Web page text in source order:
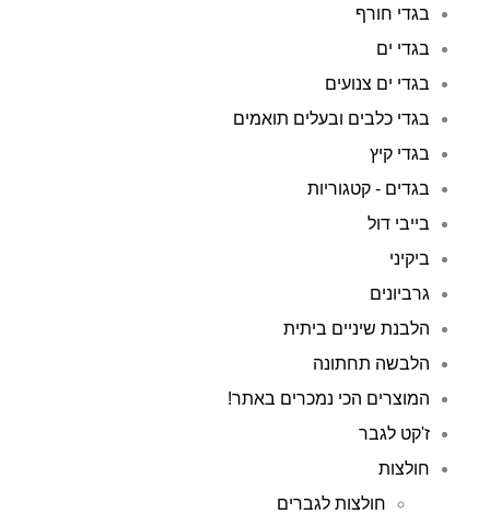
בגדי חורף
בגדי ים
בגדי ים צנועים
בגדי כלבים ובעלים תואמים
בגדי קיץ
בגדים - קטגוריות
בייבי דול
ביקיני
גרביונים
הלבנת שיניים ביתית
הלבשה תחתונה
המוצרים הכי נמכרים באתר!
ז'קט לגבר
חולצות
חולצות לגברים